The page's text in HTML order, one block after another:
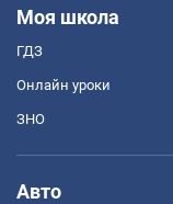
Моя школа
ГДЗ
Онлайн уроки
ЗНО
Авто